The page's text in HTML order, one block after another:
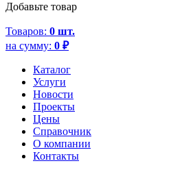
Добавьте товар
Товаров: 0 шт.
на сумму: 0 ₽
Каталог
Услуги
Новости
Проекты
Цены
Справочник
О компании
Контакты